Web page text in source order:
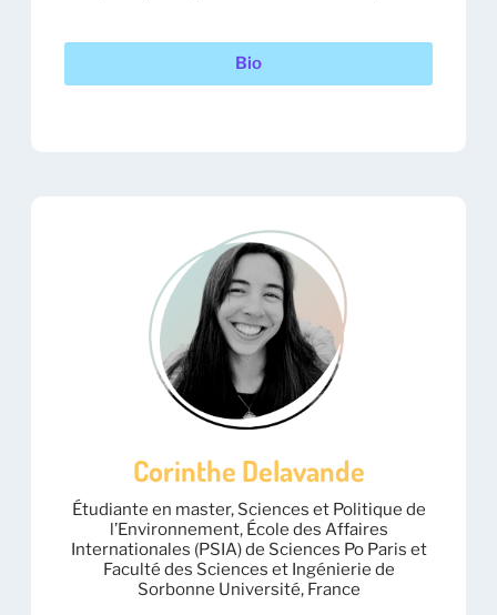
Bio
Corinthe Delavande
Étudiante en master, Sciences et Politique de
l’Environnement, École des Affaires
Internationales (PSIA) de Sciences Po Paris et
Faculté des Sciences et Ingénierie de
Sorbonne Université, France